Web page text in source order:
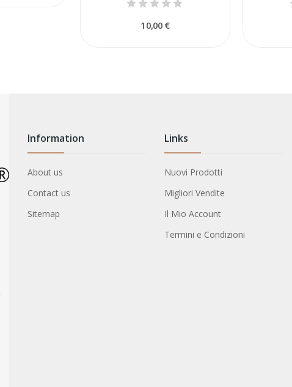
10,00 €
Information
About us
Contact us
Sitemap
Links
Nuovi Prodotti
Migliori Vendite
Il Mio Account
Termini e Condizioni